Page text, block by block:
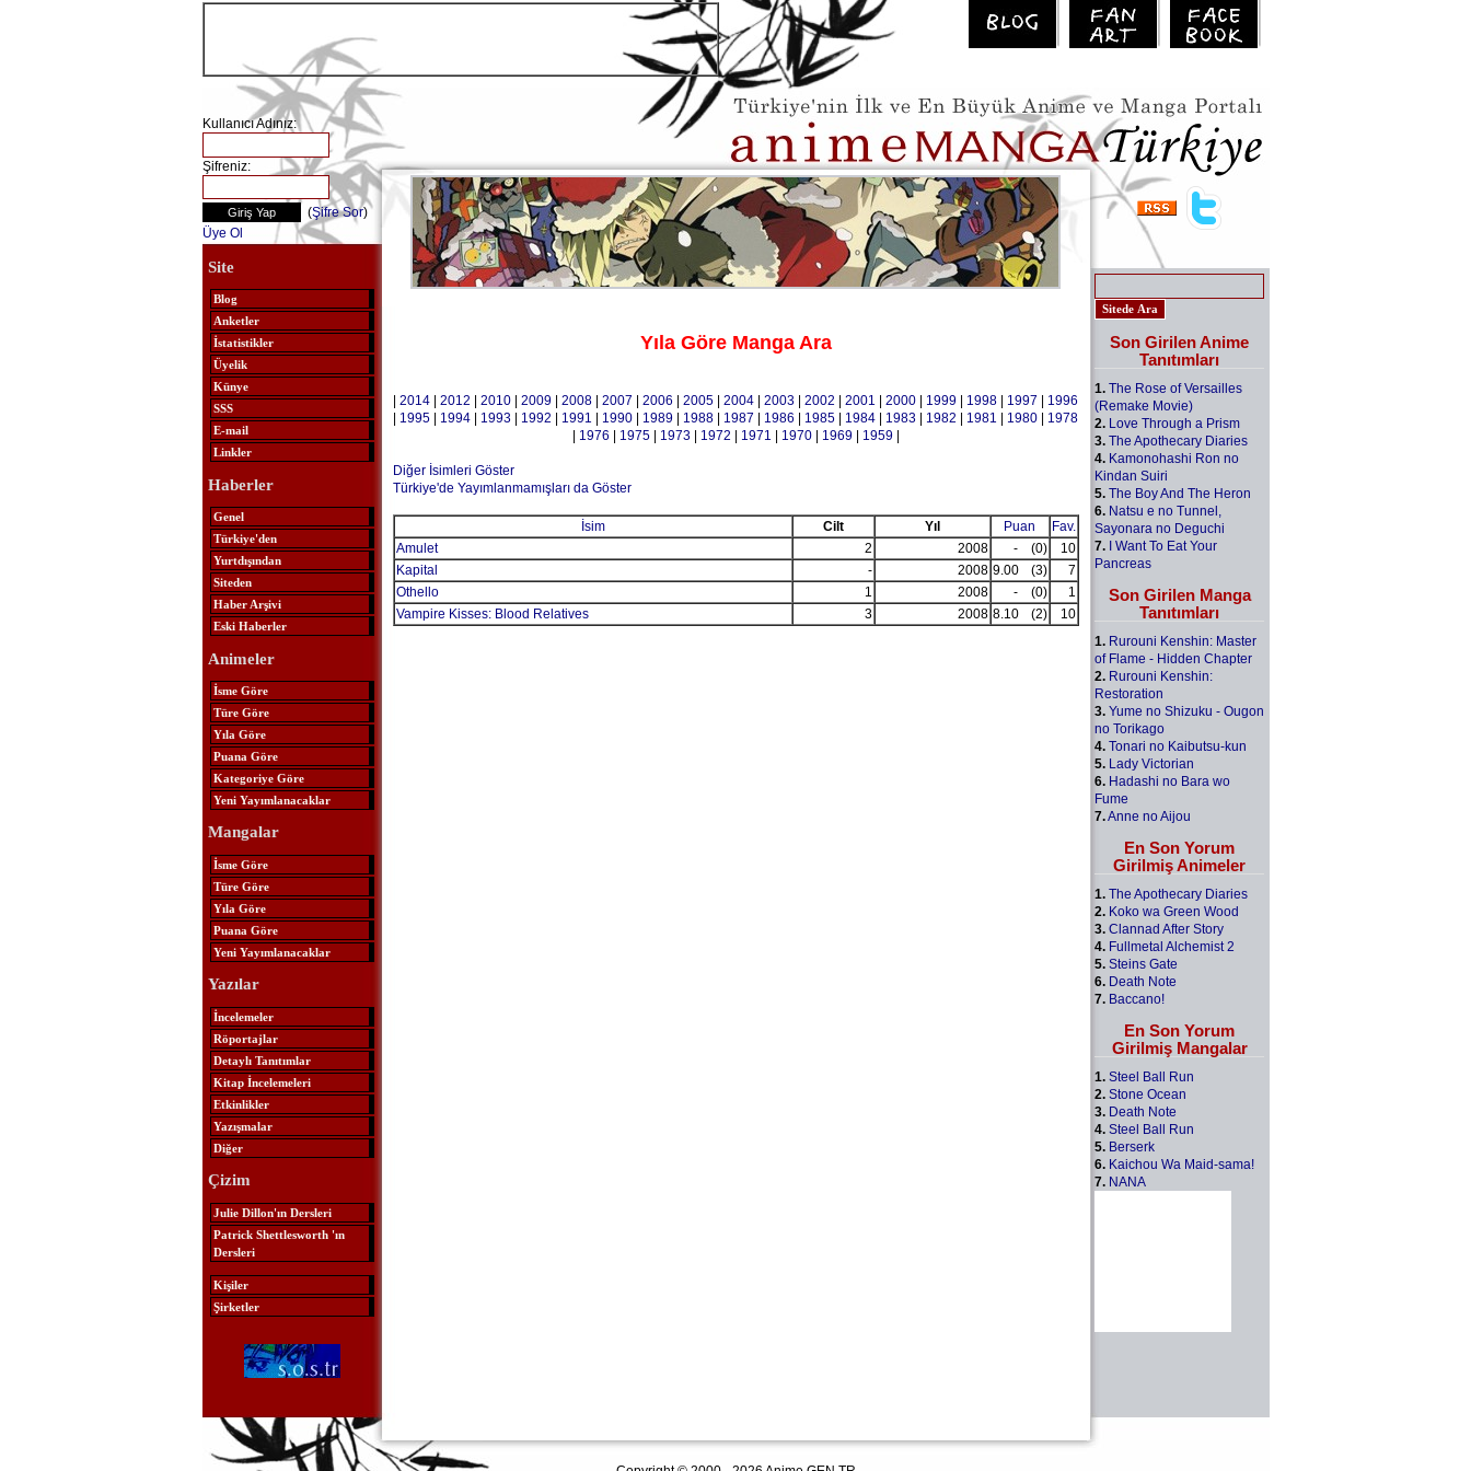
Kullanıcı Adınız:
Şifreniz:
(Şifre Sor)
Üye Ol
Site
Blog
Anketler
İstatistikler
Üyelik
Künye
SSS
E-mail
Linkler
Haberler
Genel
Türkiye'den
Yurtdışından
Siteden
Haber Arşivi
Eski Haberler
Animeler
İsme Göre
Türe Göre
Yıla Göre
Puana Göre
Kategoriye Göre
Yeni Yayımlanacaklar
Mangalar
İsme Göre
Türe Göre
Yıla Göre
Puana Göre
Yeni Yayımlanacaklar
Yazılar
İncelemeler
Röportajlar
Detaylı Tanıtımlar
Kitap İncelemeleri
Etkinlikler
Yazışmalar
Diğer
Çizim
Julie Dillon'ın Dersleri
Patrick Shettlesworth 'ın
Dersleri
Kişiler
Şirketler
Yıla Göre Manga Ara
2014 2012 2010 2009 2008 2007 2006 2005 2004 2003 2002 2001 2000 1999 1998 1997
1996
1995 1994 1993 1992 1991 1990 1989 1988 1987 1986 1985 1984 1983 1982 1981 1980
1978
1976 1975| 1973| 1972 1971 1970| 1969| 1959|
Diğer İsimleri Göster
Türkiye'de Yayımlanmamışları da Göster
İsim Cilt Yıl Puan
Fav.
Amulet
2 2008 - (0)
10
Kapital
- 2008 9.00 (3)
7
Othello
1 2008 - (0)
1
Vampire Kisses: Blood Relatives
3 2008 8.10 (2) 10
Son Girilen Anime
Tanıtımları
1. The Rose of Versailles
(Remake Movie)
2. Love Through a Prism
3. The Apothecary Diaries
4. Kamonohashi Ron no
Kindan Suiri
5. The Boy And The Heron
6. Natsu e no Tunnel,
Sayonara no Deguchi
7. I Want To Eat Your
Pancreas
Son Girilen Manga
Tanıtımları
1. Rurouni Kenshin: Master
of Flame - Hidden Chapter
2. Rurouni Kenshin:
Restoration
3. Yume no Shizuku - Ougon
no Torikago
4. Tonari no Kaibutsu-kun
5. Lady Victorian
6. Hadashi no Bara wo
Fume
7.Anne no Aijou
En Son Yorum
Girilmiş Animeler
1. The Apothecary Diaries
2. Koko wa Green Wood
3. Clannad After Story
4. Fullmetal Alchemist 2
5. Steins Gate
6. Death Note
7. Baccano!
En Son Yorum
Girilmiş Mangalar
1. Steel Ball Run
2. Stone Ocean
3. Death Note
4. Steel Ball Run
5. Berserk
6. Kaichou Wa Maid-sama!
7. NANA